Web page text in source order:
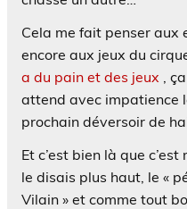
Cela me fait penser aux
encore aux jeux du
a du pain et des jeux ,
attend avec impatience
prochain déversoir de
Et c’est bien là que
le disais plus haut, le «
Vilain » et comme tout